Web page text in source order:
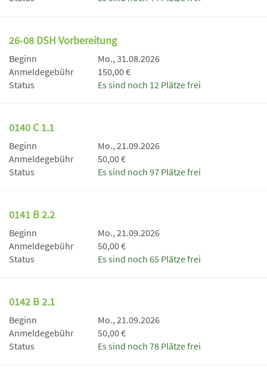
26-08 DSH Vorbereitung
Beginn
Mo., 31.08.2026
Anmeldegebühr
150,00 €
Status
Es sind noch 12 Plätze frei
0140 C 1.1
Beginn
Mo., 21.09.2026
Anmeldegebühr
50,00 €
Status
Es sind noch 97 Plätze frei
0141 B 2.2
Beginn
Mo., 21.09.2026
Anmeldegebühr
50,00 €
Status
Es sind noch 65 Plätze frei
0142 B 2.1
Beginn
Mo., 21.09.2026
Anmeldegebühr
50,00 €
Status
Es sind noch 78 Plätze frei